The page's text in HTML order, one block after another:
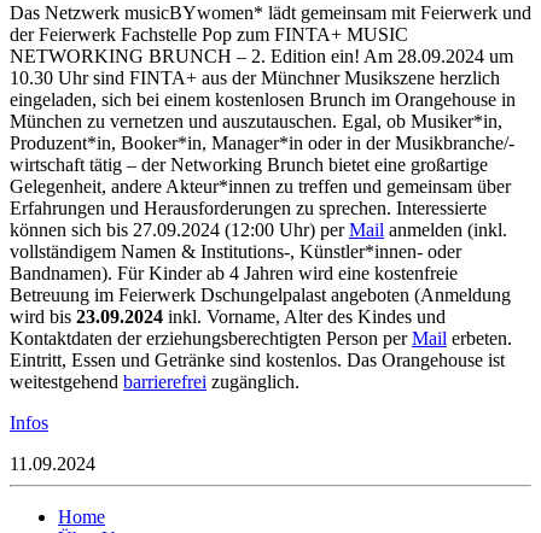
Das Netzwerk musicBYwomen* lädt gemeinsam mit Feierwerk und
der Feierwerk Fachstelle Pop zum FINTA+ MUSIC
NETWORKING BRUNCH – 2. Edition ein! Am 28.09.2024 um
10.30 Uhr sind FINTA+ aus der Münchner Musikszene herzlich
eingeladen, sich bei einem kostenlosen Brunch im Orangehouse in
München zu vernetzen und auszutauschen. Egal, ob Musiker*in,
Produzent*in, Booker*in, Manager*in oder in der Musikbranche/-
wirtschaft tätig – der Networking Brunch bietet eine großartige
Gelegenheit, andere Akteur*innen zu treffen und gemeinsam über
Erfahrungen und Herausforderungen zu sprechen. Interessierte
können sich bis 27.09.2024 (12:00 Uhr) perMail anmelden (inkl.
vollständigem Namen & Institutions-, Künstler*innen- oder
Bandnamen). Für Kinder ab 4 Jahren wird eine kostenfreie
Betreuung im Feierwerk Dschungelpalast angeboten (Anmeldung
wird bis 23.09.2024 inkl. Vorname, Alter des Kindes und
Kontaktdaten der erziehungsberechtigten Person perMail erbeten.
Eintritt, Essen und Getränke sind kostenlos. Das Orangehouse ist
weitestgehend barrierefrei zugänglich.
Infos
11.09.2024
Home